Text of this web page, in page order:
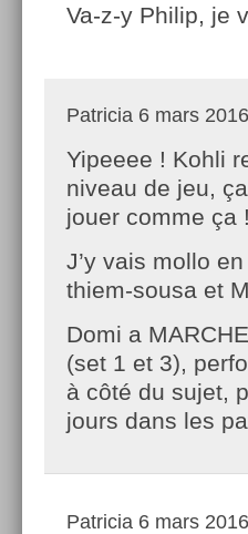
Va-z-y Philip, je
Patricia 6 mars
Yipeeee ! Kohli
niveau de jeu,
jouer comme ça !
J’y vais mollo
thiem-sousa et
Domi a
(set 1 et 3),
à côté du sujet,
jours dans les
Patricia 6 mars